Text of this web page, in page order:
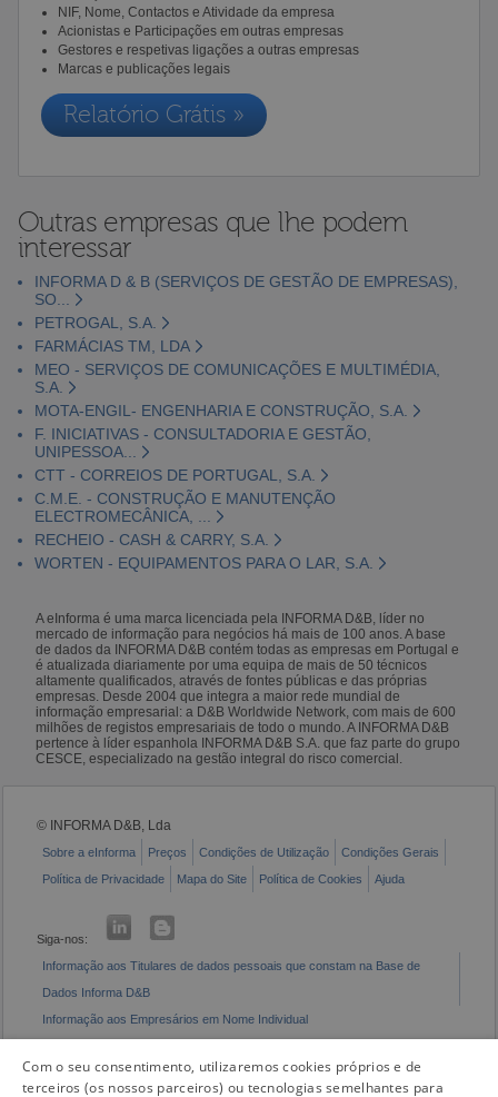
NIF, Nome, Contactos e Atividade da empresa
Acionistas e Participações em outras empresas
Gestores e respetivas ligações a outras empresas
Marcas e publicações legais
Relatório Grátis »
Outras empresas que lhe podem
interessar
INFORMA D & B (SERVIÇOS DE GESTÃO DE EMPRESAS),
SO...
PETROGAL, S.A.
FARMÁCIAS TM, LDA
MEO - SERVIÇOS DE COMUNICAÇÕES E MULTIMÉDIA,
S.A.
MOTA-ENGIL- ENGENHARIA E CONSTRUÇÃO, S.A.
F. INICIATIVAS - CONSULTADORIA E GESTÃO,
UNIPESSOA...
CTT - CORREIOS DE PORTUGAL, S.A.
C.M.E. - CONSTRUÇÃO E MANUTENÇÃO
ELECTROMECÂNICA, ...
RECHEIO - CASH & CARRY, S.A.
WORTEN - EQUIPAMENTOS PARA O LAR, S.A.
A eInforma é uma marca licenciada pela INFORMA D&B, líder no
mercado de informação para negócios há mais de 100 anos. A base
de dados da INFORMA D&B contém todas as empresas em Portugal e
é atualizada diariamente por uma equipa de mais de 50 técnicos
altamente qualificados, através de fontes públicas e das próprias
empresas. Desde 2004 que integra a maior rede mundial de
informação empresarial: a D&B Worldwide Network, com mais de 600
milhões de registos empresariais de todo o mundo. A INFORMA D&B
pertence à líder espanhola INFORMA D&B S.A. que faz parte do grupo
CESCE, especializado na gestão integral do risco comercial.
© INFORMA D&B, Lda
Sobre a eInforma Preços Condições de Utilização
Condições Gerais
Política de Privacidade
Mapa do Site Política de Cookies Ajuda
Siga-nos:
Informação aos Titulares de dados pessoais que constam na Base de
Dados Informa D&B
Informação aos Empresários em Nome Individual
Com o seu consentimento, utilizaremos cookies próprios e de
terceiros (os nossos parceiros) ou tecnologias semelhantes para